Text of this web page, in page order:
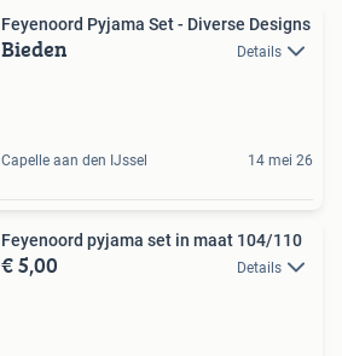
Feyenoord Pyjama Set - Diverse Designs
Bieden Details
Capelle aan den IJssel 14 mei 26
Feyenoord pyjama set in maat 104/110
€ 5,00 Details